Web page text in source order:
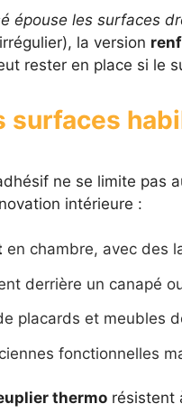
épouse les surfaces
la version
rester en place si le
surfaces
ne se limite pas
intérieure :
en chambre, avec des
derrière un canapé
placards et meubles
fonctionnelles
thermorésistent